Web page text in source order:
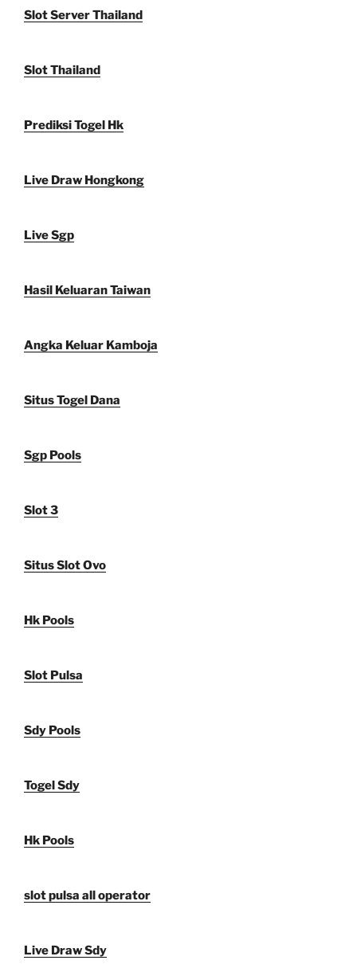
Slot Server Thailand
Slot Thailand
Prediksi Togel Hk
Live Draw Hongkong
Live Sgp
Hasil Keluaran Taiwan
Angka Keluar Kamboja
Situs Togel Dana
Sgp Pools
Slot 3
Situs Slot Ovo
Hk Pools
Slot Pulsa
Sdy Pools
Togel Sdy
Hk Pools
slot pulsa all operator
Live Draw Sdy